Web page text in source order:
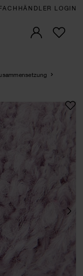
LOGIN